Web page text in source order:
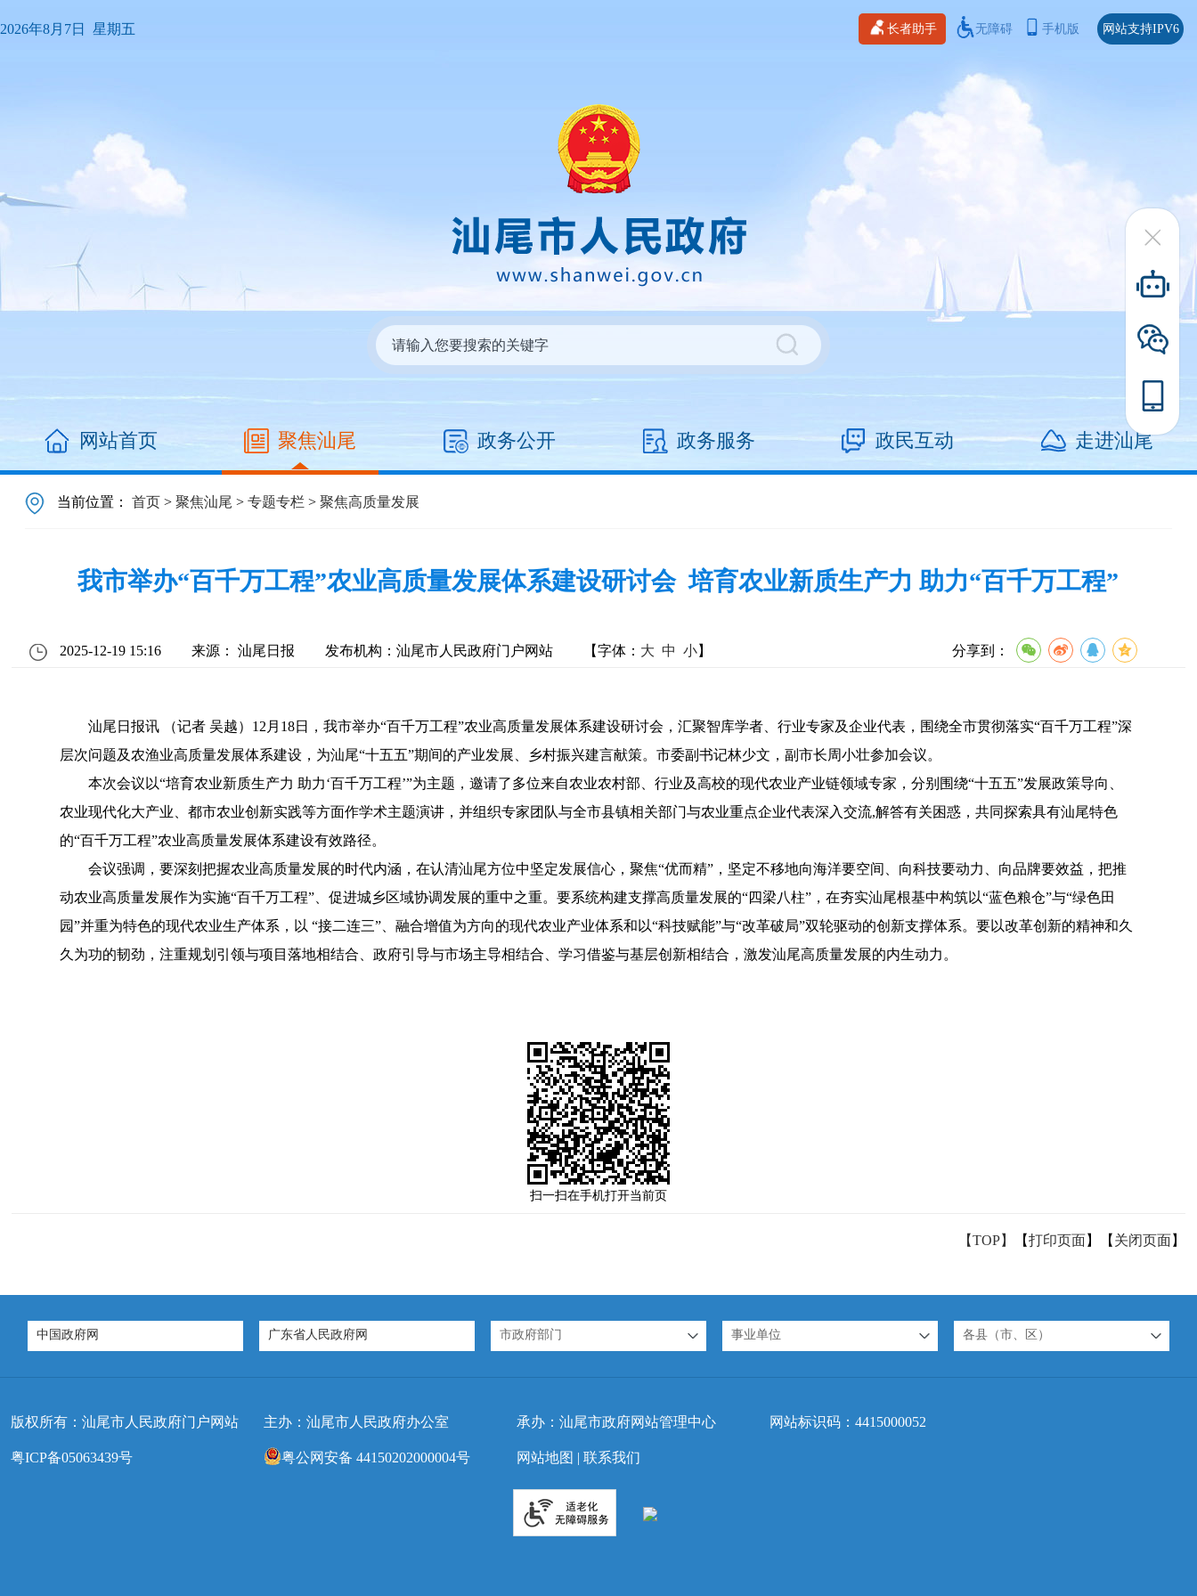
2026年8月7日 星期五 长者助手 无障碍 手机版 网站支持IPV6
网站首页 聚焦汕尾 政务公开 政务服务 政民互动 走进汕尾
当前位置：首页 >聚焦汕尾 >专题专栏 >聚焦高质量发展
我市举办“百千万工程”农业高质量发展体系建设研讨会 培育农业新质生产力 助力“百千万工程”
2025-12-19 15:16 来源： 汕尾日报 发布机构：汕尾市人民政府门户网站 【字体： 大 中 小】 分享到：
汕尾日报讯 （记者 吴越）12月18日，我市举办“百千万工程”农业高质量发展体系建设研讨会，汇聚智库学者、行业专家及企业代表，围绕全市贯彻落实“百千万工程”深
层次问题及农渔业高质量发展体系建设，为汕尾“十五五”期间的产业发展、乡村振兴建言献策。市委副书记林少文，副市长周小壮参加会议。
本次会议以“培育农业新质生产力 助力‘百千万工程’”为主题，邀请了多位来自农业农村部、行业及高校的现代农业产业链领域专家，分别围绕“十五五”发展政策导向、
农业现代化大产业、都市农业创新实践等方面作学术主题演讲，并组织专家团队与全市县镇相关部门与农业重点企业代表深入交流,解答有关困惑，共同探索具有汕尾特色
的“百千万工程”农业高质量发展体系建设有效路径。
会议强调，要深刻把握农业高质量发展的时代内涵，在认清汕尾方位中坚定发展信心，聚焦“优而精”，坚定不移地向海洋要空间、向科技要动力、向品牌要效益，把推
动农业高质量发展作为实施“百千万工程”、促进城乡区域协调发展的重中之重。要系统构建支撑高质量发展的“四梁八柱”，在夯实汕尾根基中构筑以“蓝色粮仓”与“绿色田
园”并重为特色的现代农业生产体系，以 “接二连三”、融合增值为方向的现代农业产业体系和以“科技赋能”与“改革破局”双轮驱动的创新支撑体系。要以改革创新的精神和久
久为功的韧劲，注重规划引领与项目落地相结合、政府引导与市场主导相结合、学习借鉴与基层创新相结合，激发汕尾高质量发展的内生动力。
扫一扫在手机打开当前页
【TOP】 【打印页面】【 关闭页面】
中国政府网 广东省人民政府网 市政府部门 事业单位 各县（市、区）
版权所有：汕尾市人民政府门户网站 主办：汕尾市人民政府办公室 承办：汕尾市政府网站管理中心 网站标识码：4415000052
粤ICP备05063439号 粤公网安备 44150202000004号 网站地图 | 联系我们